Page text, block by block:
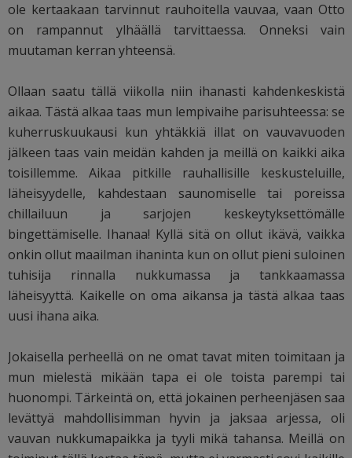
ole kertaakaan tarvinnut rauhoitella vauvaa, vaan Otto
on rampannut ylhäällä tarvittaessa. Onneksi vain
muutaman kerran yhteensä.
Ollaan saatu tällä viikolla niin ihanasti kahdenkeskistä
aikaa. Tästä alkaa taas mun lempivaihe parisuhteessa: se
kuherruskuukausi kun yhtäkkiä illat on vauvavuoden
jälkeen taas vain meidän kahden ja meillä on kaikki aika
toisillemme. Aikaa pitkille rauhallisille keskusteluille,
läheisyydelle, kahdestaan saunomiselle tai poreissa
chillailuun ja sarjojen keskeytyksettömälle
bingettämiselle. Ihanaa! Kyllä sitä on ollut ikävä, vaikka
onkin ollut maailman ihaninta kun on ollut pieni suloinen
tuhisija rinnalla nukkumassa ja tankkaamassa
läheisyyttä. Kaikelle on oma aikansa ja tästä alkaa taas
uusi ihana aika.
Jokaisella perheellä on ne omat tavat miten toimitaan ja
mun mielestä mikään tapa ei ole toista parempi tai
huonompi. Tärkeintä on, että jokainen perheenjäsen saa
levättyä mahdollisimman hyvin ja jaksaa arjessa, oli
vauvan nukkumapaikka ja tyyli mikä tahansa. Meillä on